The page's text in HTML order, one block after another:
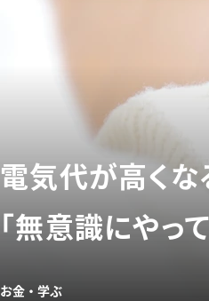
電気代が高くな
「無意識にやっ
お金・学ぶ